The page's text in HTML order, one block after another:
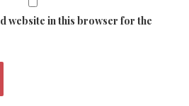
website in this browser for the